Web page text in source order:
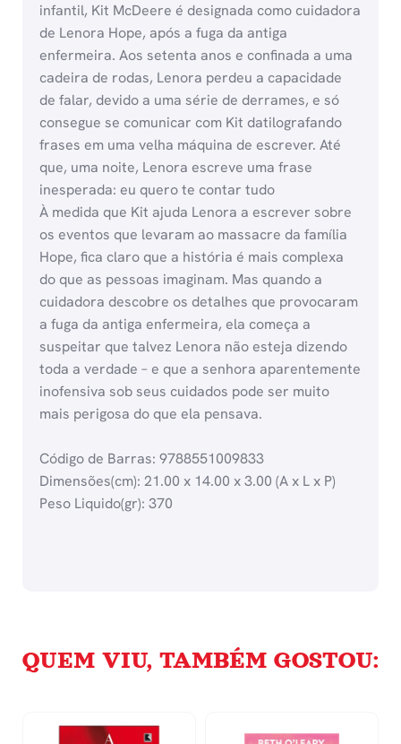
infantil, Kit McDeere é designada como cuidadora
de Lenora Hope, após a fuga da antiga
enfermeira. Aos setenta anos e confinada a uma
cadeira de rodas, Lenora perdeu a capacidade
de falar, devido a uma série de derrames, e só
consegue se comunicar com Kit datilografando
frases em uma velha máquina de escrever. Até
que, uma noite, Lenora escreve uma frase
inesperada: eu quero te contar tudo
À medida que Kit ajuda Lenora a escrever sobre
os eventos que levaram ao massacre da família
Hope, fica claro que a história é mais complexa
do que as pessoas imaginam. Mas quando a
cuidadora descobre os detalhes que provocaram
a fuga da antiga enfermeira, ela começa a
suspeitar que talvez Lenora não esteja dizendo
toda a verdade – e que a senhora aparentemente
inofensiva sob seus cuidados pode ser muito
mais perigosa do que ela pensava.
Código de Barras: 9788551009833
Dimensões(cm): 21.00 x 14.00 x 3.00 (A x L x P)
Peso Liquido(gr): 370
QUEM VIU, TAMBÉM GOSTOU: